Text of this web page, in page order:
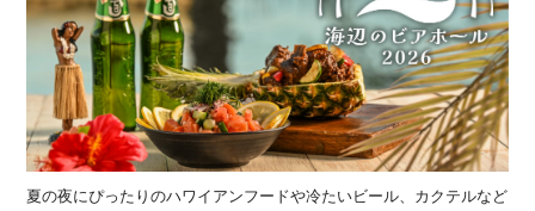
夏の夜にぴったりのハワイアンフードや冷たいビール、カクテルなど